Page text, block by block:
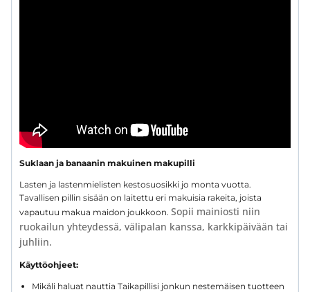
Suklaan ja banaanin makuinen makupilli
Lasten ja lastenmielisten kestosuosikki jo monta vuotta.
Tavallisen pillin sisään on laitettu eri makuisia rakeita, joista
vapautuu makua maidon joukkoon. Sopii mainiosti niin
ruokailun yhteydessä, välipalan kanssa, karkkipäivään tai
juhliin.
Käyttöohjeet:
Mikäli haluat nauttia Taikapillisi jonkun nestemäisen tuotteen